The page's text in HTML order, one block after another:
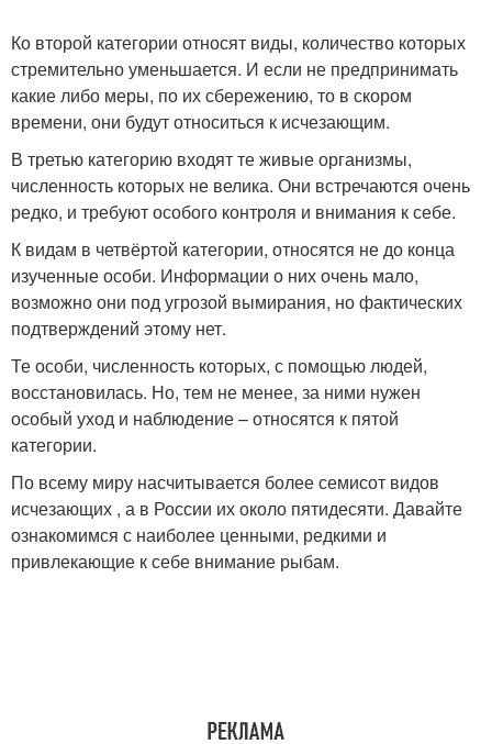
Ко второй категории относят виды, количество которых
стремительно уменьшается. И если не предпринимать
какие либо меры, по их сбережению, то в скором
времени, они будут относиться к исчезающим.
В третью категорию входят те живые организмы,
численность которых не велика. Они встречаются очень
редко, и требуют особого контроля и внимания к себе.
К видам в четвёртой категории, относятся не до конца
изученные особи. Информации о них очень мало,
возможно они под угрозой вымирания, но фактических
подтверждений этому нет.
Те особи, численность которых, с помощью людей,
восстановилась. Но, тем не менее, за ними нужен
особый уход и наблюдение – относятся к пятой
категории.
По всему миру насчитывается более семисот видов
исчезающих , а в России их около пятидесяти. Давайте
ознакомимся с наиболее ценными, редкими и
привлекающие к себе внимание рыбам.